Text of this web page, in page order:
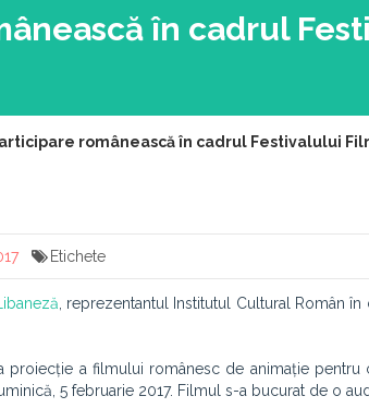
în cadrul
românească în cadrul Festivalului
Etichete
, reprezentantul Institutul Cultural Român în
proiecție a filmului românesc de animație pentru
5 februarie 2017. Filmul s-a bucurat de o